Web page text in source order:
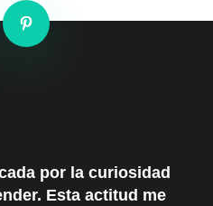
por la curiosidad
Esta actitud me